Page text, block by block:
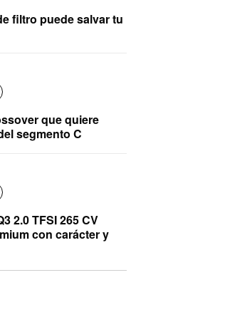
filtro puede salvar tu
que quiere
segmento C
2.0 TFSI 265 CV
con carácter y